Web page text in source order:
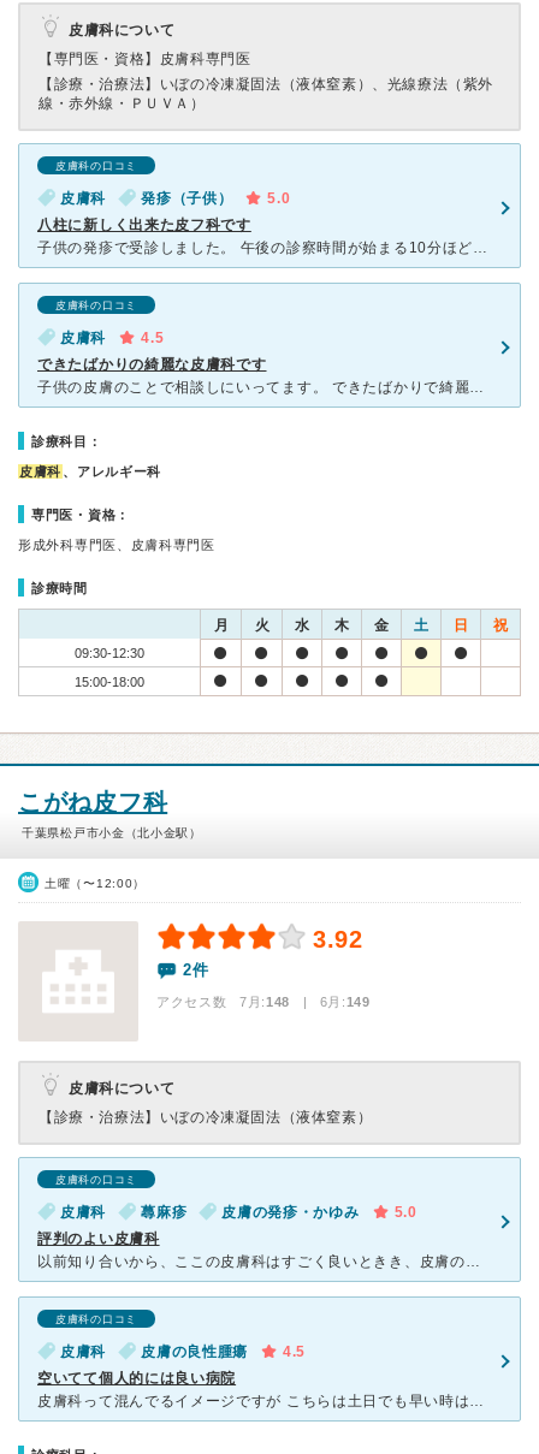
皮膚科について
【専門医・資格】 皮膚科専門医
【診療・治療法】 いぼの冷凍凝固法（液体窒素）、光線療法（紫外
線・赤外線・ＰＵＶＡ）
皮膚科の口コミ
皮膚科 発疹（子供）
5.0
八柱に新しく出来た皮フ科です
子供の発疹で受診しました。 午後の診察時間が始まる10分ほど前に来院したのですが、受付を済ませるとすぐに名前を呼ばれ、診察をして下さいました。 先生はとても穏和で、こちらの話をきちんと聞いて下さり
皮膚科の口コミ
皮膚科
4.5
できたばかりの綺麗な皮膚科です
子供の皮膚のことで相談しにいってます。 できたばかりで綺麗です。 絵本があるので子供と行く時は待ってる間に ぐずらないでいてくれます。 予約はできませんが待ち時間が発生するときは受付の方に
診療科目：
皮膚科 、アレルギー科
専門医・資格：
形成外科専門医、皮膚科専門医
診療時間
月 火 水 木 金 土 日 祝
09:30-12:30
15:00-18:00
こがね皮フ科
千葉県松戸市小金（北小金駅）
土曜（〜12:00）
3.92
2件
アクセス数 7月:148 | 6月:149
皮膚科について
【診療・治療法】 いぼの冷凍凝固法（液体窒素）
皮膚科の口コミ
皮膚科 蕁麻疹 皮膚の発疹・かゆみ
5.0
評判のよい皮膚科
以前知り合いから、ここの皮膚科はすごく良いときき、皮膚のトラブルがあったとき利用しています。 気さくな先生が症状を見て、引き出しからこの薬ね、と見せて丁寧に説明してくれます。 聞いた通り、
皮膚科の口コミ
皮膚科 皮膚の良性腫瘍
4.5
空いてて個人的には良い病院
皮膚科って混んでるイメージですが こちらは土日でも早い時は5分で診察が受けれます。 並んだ時でも30分〜40分です。 受付の方は若めの方で、診察室内はベテランの感じの良い看護師さんです。